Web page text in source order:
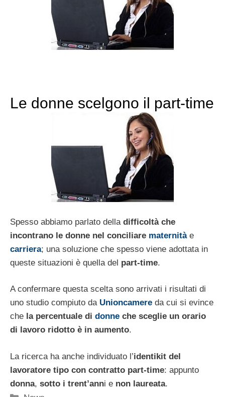
Le donne scelgono il part-time
Spesso abbiamo parlato della difficoltà che
incontrano le donne nel conciliare maternitàe
carriera; una soluzione che spesso viene adottata in
queste situazioni è quella del part-time.
A confermare questa scelta sono arrivati i risultati di
uno studio compiuto da Unioncamere da cui si evince
che la percentuale di donne che sceglie un orario
di lavoro ridotto è in aumento.
La ricerca ha anche individuato l’identikit del
lavoratore tipo con contratto part-time: appunto
donna, sotto i trent’anni e non laureata.